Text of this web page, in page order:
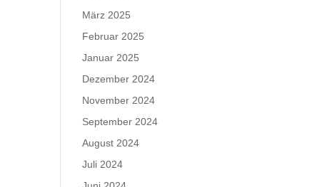
März 2025
Februar 2025
Januar 2025
Dezember 2024
November 2024
September 2024
August 2024
Juli 2024